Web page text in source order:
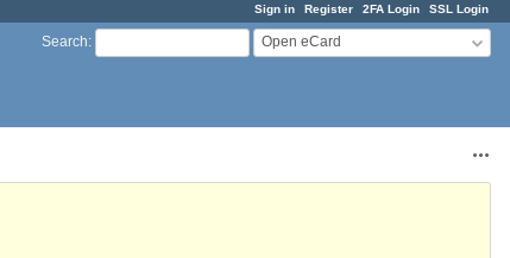
Sign in Register 2FA Login SSL Login
Search: Open eCard